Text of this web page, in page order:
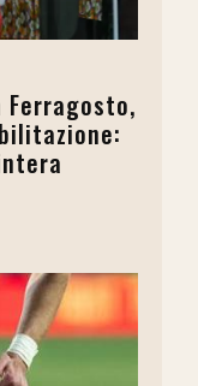
Ferragosto,